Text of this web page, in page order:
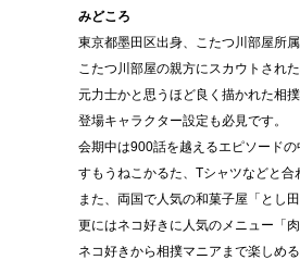
みどころ
東京都墨田区出身、こたつ川部屋所
こたつ川部屋の親方にスカウトされ
元力士かと思うほど良く描かれた相
登場キャラクター設定も必見です。
会期中は900話を越えるエピソードの
すもうねこかるた、Tシャツなどと合
また、両国で人気の和菓子屋「とし
更にはネコ好きに人気のメニュー「
ネコ好きから相撲マニアまで楽しめ